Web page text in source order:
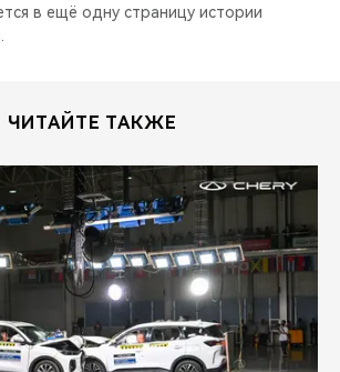
в ещё одну страницу истории
ЧИТАЙТЕ ТАКЖЕ